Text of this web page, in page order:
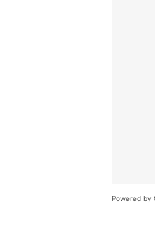
Powered by